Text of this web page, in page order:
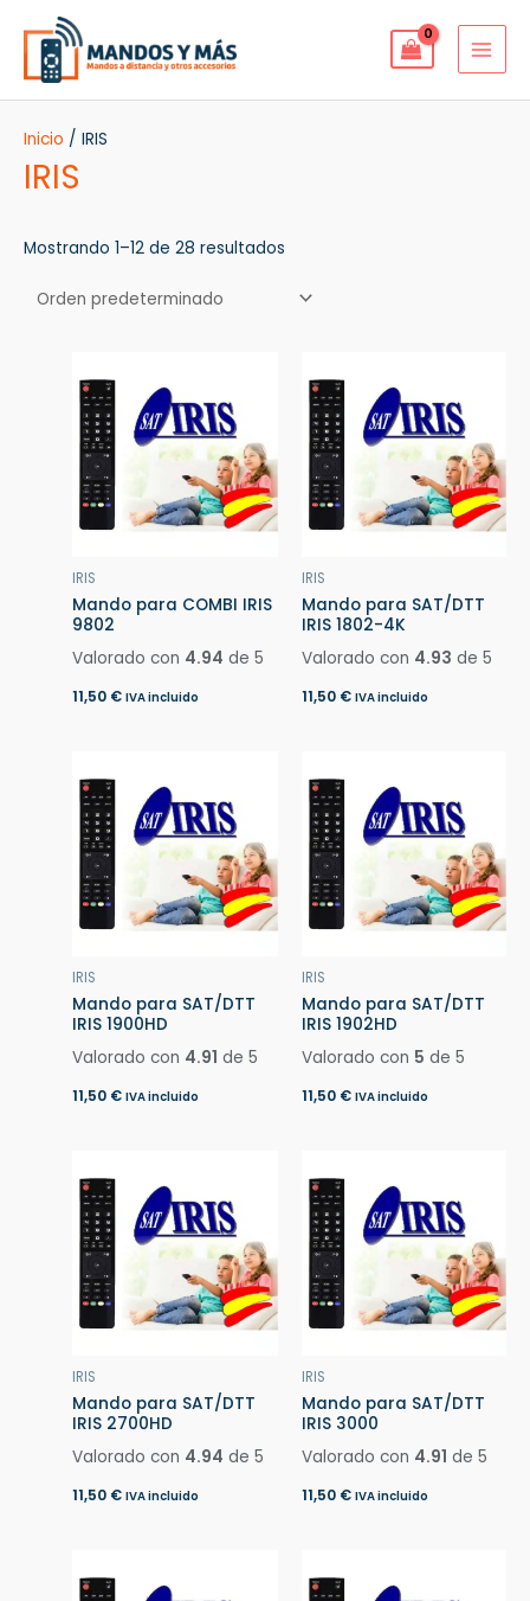
contenido
Inicio / IRIS
IRIS
Mostrando 1–12 de 28 resultados
IRIS
Mando para COMBI IRIS
9802
Valorado con 4.94 de 5
11,50 € IVA incluido
IRIS
Mando para SAT/DTT
IRIS 1802-4K
Valorado con 4.93 de 5
11,50 € IVA incluido
IRIS
Mando para SAT/DTT
IRIS 1900HD
Valorado con 4.91 de 5
11,50 € IVA incluido
IRIS
Mando para SAT/DTT
IRIS 1902HD
Valorado con 5 de 5
11,50 € IVA incluido
IRIS
Mando para SAT/DTT
IRIS 2700HD
Valorado con 4.94 de 5
11,50 € IVA incluido
IRIS
Mando para SAT/DTT
IRIS 3000
Valorado con 4.91 de 5
11,50 € IVA incluido